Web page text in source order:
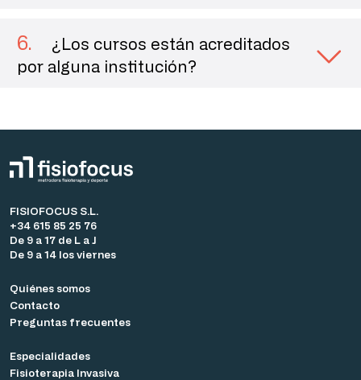
6
¿Los cursos están acreditados
por alguna institución?
FISIOFOCUS S.L.
+34 615 85 25 76
De 9 a 17 de L a J
De 9 a 14 los viernes
Quiénes somos
Contacto
Preguntas frecuentes
Especialidades
Fisioterapia Invasiva